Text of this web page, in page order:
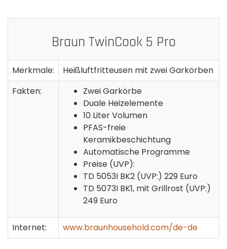
Braun TwinCook 5 Pro
Merkmale:
Heißluftfritteusen mit zwei Garkörben
Fakten:
Zwei Garkörbe
Duale Heizelemente
10 Liter Volumen
PFAS-freie
Keramikbeschichtung
Automatische Programme
Preise (UVP):
TD 5053I BK2 (UVP:) 229 Euro
TD 5073I BK1, mit Grillrost (UVP:)
249 Euro
Internet: www.braunhousehold.com/de-de